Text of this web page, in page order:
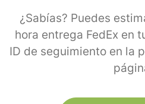
¿Sabías? Puedes
hora entrega FedEx en
ID de seguimiento en la